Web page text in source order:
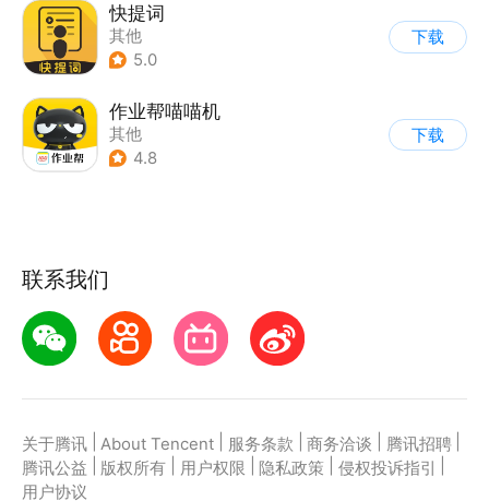
快提词
其他
5.0
下载
作业帮喵喵机
其他
4.8
下载
联系我们
关于腾讯 About Tencent 服务条款 商务洽谈 腾讯招聘
腾讯公益
版权所有 用户权限 隐私政策 侵权投诉指引
用户协议